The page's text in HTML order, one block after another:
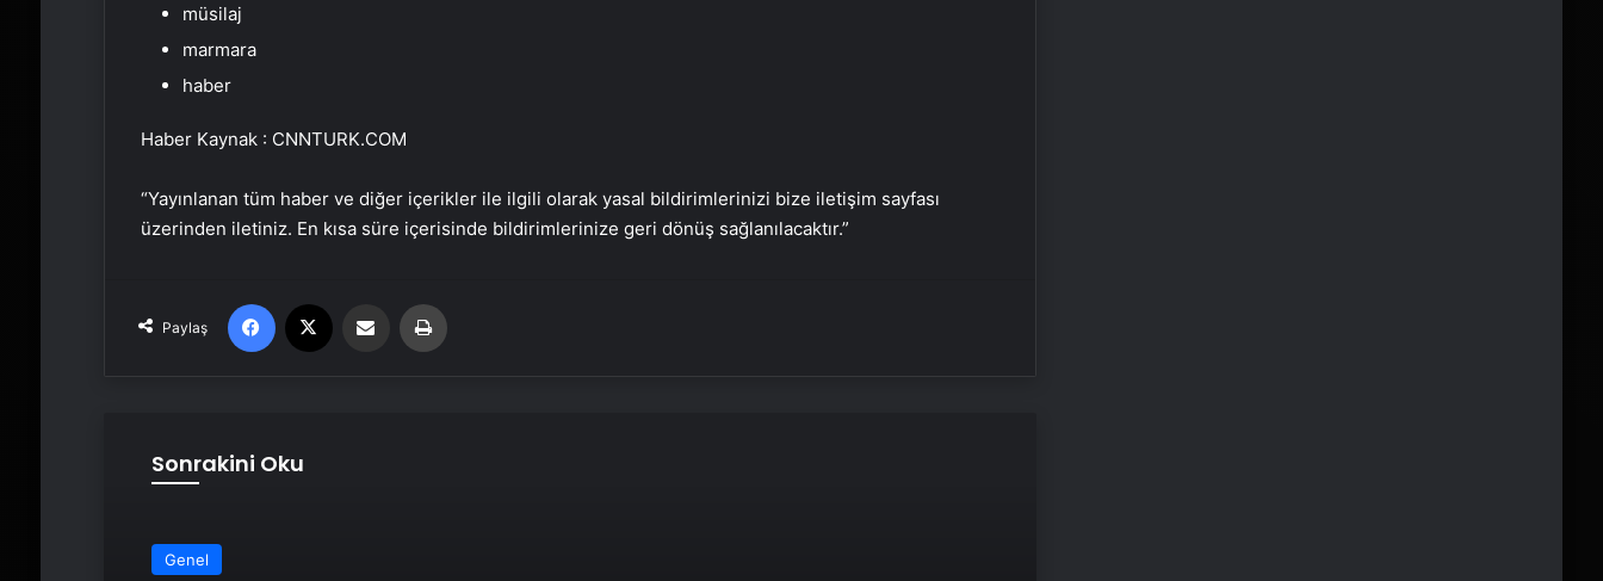
müsilaj
marmara
haber
Haber Kaynak : CNNTURK.COM
“Yayınlanan tüm haber ve diğer içerikler ile ilgili olarak yasal bildirimlerinizi bize iletişim sayfası
üzerinden iletiniz. En kısa süre içerisinde bildirimlerinize geri dönüş sağlanılacaktır.”
Paylaş
Facebook Email'den paylaş
Sonrakini Oku
Genel
Tasarım Ajansı